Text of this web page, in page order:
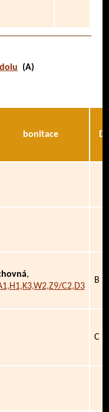
(A)
bonitace
,
C2,D3
B
C